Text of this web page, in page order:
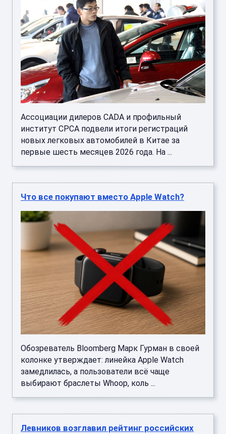
Ассоциации дилеров CADA и профильный
институт CPCA подвели итоги регистраций
новых легковых автомобилей в Китае за
первые шесть месяцев 2026 года. На ...
Что все покупают вместо Apple Watch?
Обозреватель Bloomberg Марк Гурман в своей
колонке утверждает: линейка Apple Watch
замедлилась, а пользователи всё чаще
выбирают браслеты Whoop, коль ...
Левников возглавил рейтинг российских